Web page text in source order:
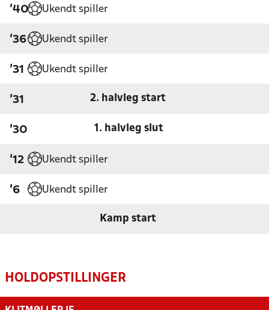
'40 Ukendt spiller
'36 Ukendt spiller
'31 Ukendt spiller
'31 2. halvleg start
'30 1. halvleg slut
'12 Ukendt spiller
'6 Ukendt spiller
Kamp start
HOLDOPSTILLINGER